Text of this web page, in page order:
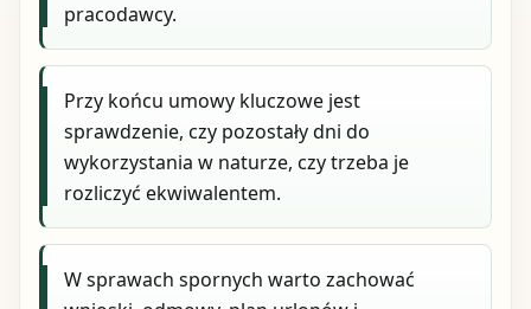
pracodawcy.
Przy końcu umowy kluczowe jest
sprawdzenie, czy pozostały dni do
wykorzystania w naturze, czy trzeba je
rozliczyć ekwiwalentem.
W sprawach spornych warto zachować